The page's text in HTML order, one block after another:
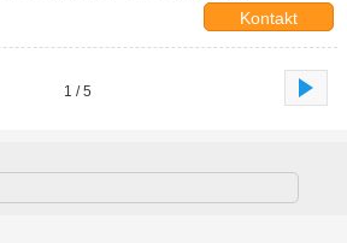
Kontakt
1 / 5